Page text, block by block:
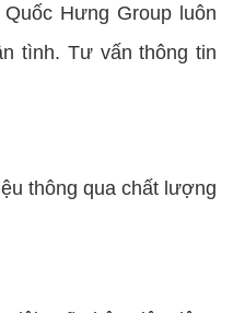
Hưng Group luôn
tình. Tư vấn thông tin
thông qua chất lượng